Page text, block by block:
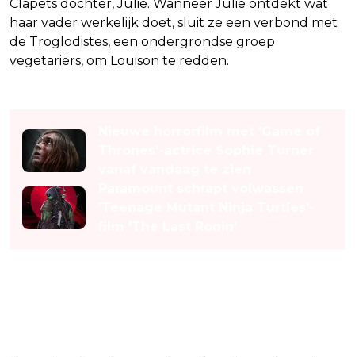
Clapets dochter, Julie. Wanneer Julie ontdekt wat
haar vader werkelijk doet, sluit ze een verbond met
de Troglodistes, een ondergrondse groep
vegetariërs, om Louison te redden.